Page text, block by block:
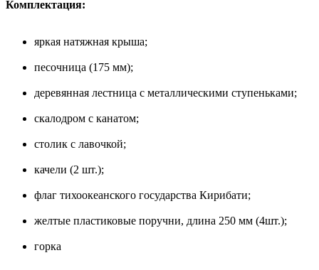
Комплектация:
яркая натяжная крыша;
песочница (175 мм);
деревянная лестница с металлическими ступеньками;
скалодром с канатом;
столик с лавочкой;
качели (2 шт.);
флаг тихоокеанского государства Кирибати;
желтые пластиковые поручни, длина 250 мм (4шт.);
горка